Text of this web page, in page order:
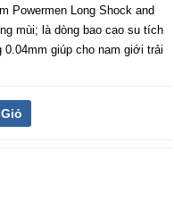
Powermen Long Shock and
mùi; là dòng bao cao su tích
giúp cho nam giới trải